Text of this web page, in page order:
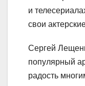
и
свои
Сергей
популярный
радость